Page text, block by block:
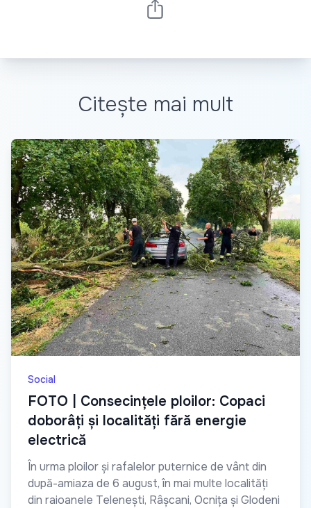
Citește mai mult
Social
FOTO | Consecințele ploilor: Copaci
doborâți și localități fără energie
electrică
În urma ploilor și rafalelor puternice de vânt din
după-amiaza de 6 august, în mai multe localități
din raioanele Telenești, Râșcani, Ocnița și Glodeni